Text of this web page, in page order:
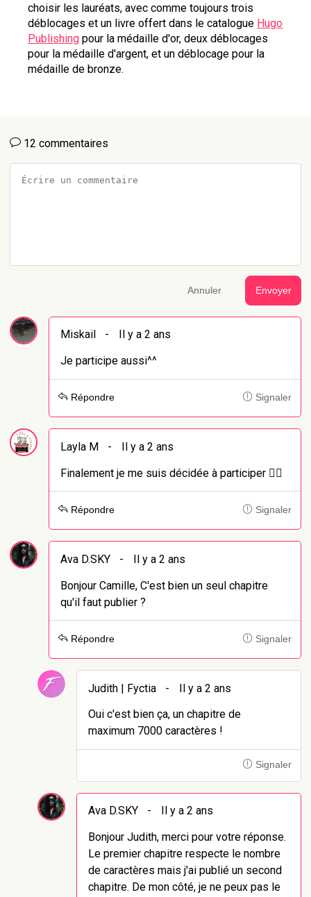
choisir les lauréats, avec comme toujours trois
déblocages et un livre offert dans le catalogue Hugo
Publishing pour la médaille d'or, deux déblocages
pour la médaille d'argent, et un déblocage pour la
médaille de bronze.
12 commentaires
Annuler Envoyer
Miskail -
Il y a 2 ans
Je participe aussi^^
Répondre Signaler
Layla M -
Il y a 2 ans
Finalement je me suis décidée à participer ✌🏻
Répondre Signaler
Ava D.SKY -
Il y a 2 ans
Bonjour Camille, C'est bien un seul chapitre
qu'il faut publier ?
Répondre Signaler
Judith | Fyctia -
Il y a 2 ans
Oui c'est bien ça, un chapitre de
maximum 7000 caractères !
Signaler
Ava D.SKY -
Il y a 2 ans
Bonjour Judith, merci pour votre réponse.
Le premier chapitre respecte le nombre
de caractères mais j'ai publié un second
chapitre. De mon côté, je ne peux pas le